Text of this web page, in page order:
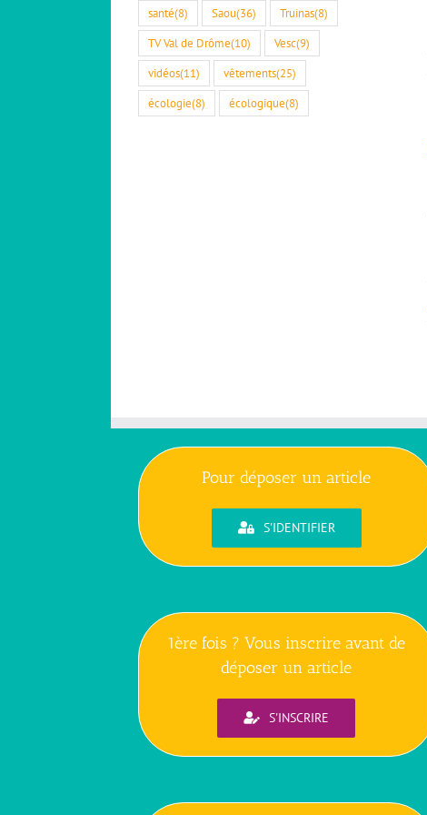
santé(8) Saou(36) Truinas(8)
TV Val de Drôme(10) Vesc(9)
vidéos(11) vêtements(25)
écologie(8) écologique(8)
Pour déposer un article
S'IDENTIFIER
1ère fois ? Vous inscrire avant de
déposer un article
S'INSCRIRE